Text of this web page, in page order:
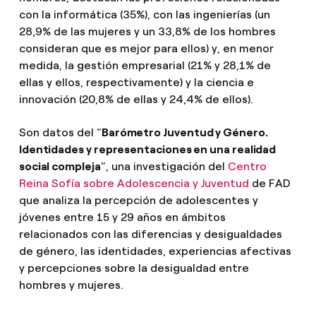
con la informática (35%), con las ingenierías (un
28,9% de las mujeres y un 33,8% de los hombres
consideran que es mejor para ellos) y, en menor
medida, la gestión empresarial (21% y 28,1% de
ellas y ellos, respectivamente) y la ciencia e
innovación (20,8% de ellas y 24,4% de ellos).
Son datos del “Barómetro Juventud y Género.
Identidades y representaciones en una realidad
social compleja”, una investigación del Centro
Reina Sofía sobre Adolescencia y Juventud de FAD
que analiza la percepción de adolescentes y
jóvenes entre 15 y 29 años en ámbitos
relacionados con las diferencias y desigualdades
de género, las identidades, experiencias afectivas
y percepciones sobre la desigualdad entre
hombres y mujeres.